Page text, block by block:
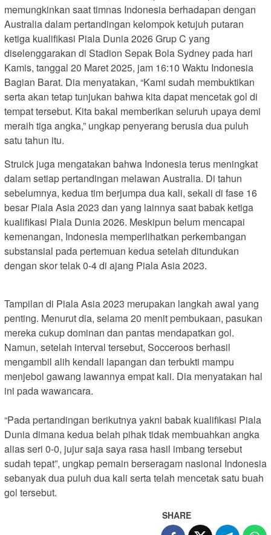
memungkinkan saat timnas Indonesia berhadapan dengan
Australia dalam pertandingan kelompok ketujuh putaran
ketiga kualifikasi Piala Dunia 2026 Grup C yang
diselenggarakan di Stadion Sepak Bola Sydney pada hari
Kamis, tanggal 20 Maret 2025, jam 16:10 Waktu Indonesia
Bagian Barat. Dia menyatakan, “Kami sudah membuktikan
serta akan tetap tunjukan bahwa kita dapat mencetak gol di
tempat tersebut. Kita bakal memberikan seluruh upaya demi
meraih tiga angka,” ungkap penyerang berusia dua puluh
satu tahun itu.
Struick juga mengatakan bahwa Indonesia terus meningkat
dalam setiap pertandingan melawan Australia. Di tahun
sebelumnya, kedua tim berjumpa dua kali, sekali di fase 16
besar Piala Asia 2023 dan yang lainnya saat babak ketiga
kualifikasi Piala Dunia 2026. Meskipun belum mencapai
kemenangan, Indonesia memperlihatkan perkembangan
substansial pada pertemuan kedua setelah ditundukan
dengan skor telak 0-4 di ajang Piala Asia 2023.
Tampilan di Piala Asia 2023 merupakan langkah awal yang
penting. Menurut dia, selama 20 menit pembukaan, pasukan
mereka cukup dominan dan pantas mendapatkan gol.
Namun, setelah interval tersebut, Socceroos berhasil
mengambil alih kendali lapangan dan terbukti mampu
menjebol gawang lawannya empat kali. Dia menyatakan hal
ini pada wawancara.
“Pada pertandingan berikutnya yakni babak kualifikasi Piala
Dunia dimana kedua belah pihak tidak membuahkan angka
alias seri 0-0, jujur saja saya rasa hasil imbang tersebut
sudah tepat”, ungkap pemain berseragam nasional Indonesia
sebanyak dua puluh dua kali serta telah mencetak satu buah
gol tersebut.
SHARE